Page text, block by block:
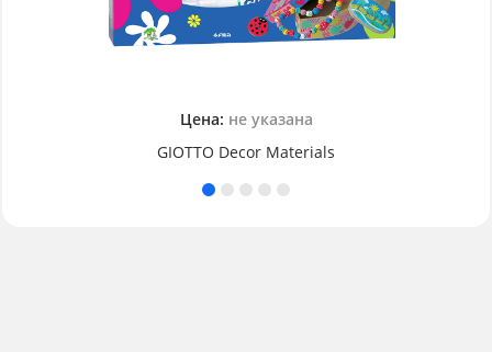
Цена: не указана
GIOTTO Decor Materials